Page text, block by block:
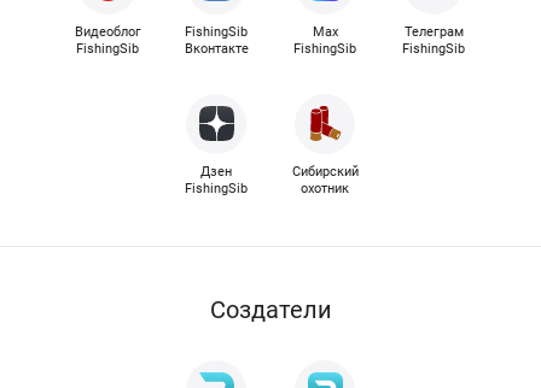
Видеоблог
FishingSib
FishingSib
Вконтакте
Max
FishingSib
Телеграм
FishingSib
Дзен
FishingSib
Сибирский
охотник
Cоздатели